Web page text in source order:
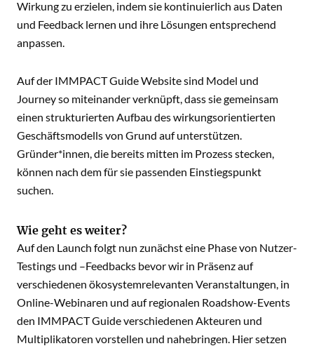
Wirkung zu erzielen, indem sie kontinuierlich aus Daten
und Feedback lernen und ihre Lösungen entsprechend
anpassen.
Auf der IMMPACT Guide Website sind Model und
Journey so miteinander verknüpft, dass sie gemeinsam
einen strukturierten Aufbau des wirkungsorientierten
Geschäftsmodells von Grund auf unterstützen.
Gründer*innen, die bereits mitten im Prozess stecken,
können nach dem für sie passenden Einstiegspunkt
suchen.
Wie geht es weiter?
Auf den Launch folgt nun zunächst eine Phase von Nutzer-
Testings und –Feedbacks bevor wir in Präsenz auf
verschiedenen ökosystemrelevanten Veranstaltungen, in
Online-Webinaren und auf regionalen Roadshow-Events
den IMMPACT Guide verschiedenen Akteuren und
Multiplikatoren vorstellen und nahebringen. Hier setzen